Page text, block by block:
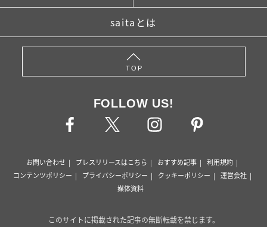
saitaとは
TOP
FOLLOW US!
お問い合わせ プレスリリースはこちら おすすめ記事
利用規約
コンテンツポリシー
プライバシーポリシー クッキーポリシー
運営会社
媒体資料
このサイトに掲載された記事の無断転載を禁じます。